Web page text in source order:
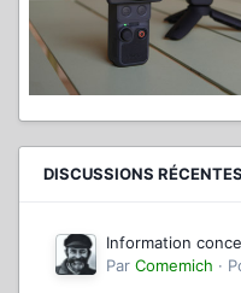
DISCUSSIONS RÉCENTES
Information
Par Comemich ·